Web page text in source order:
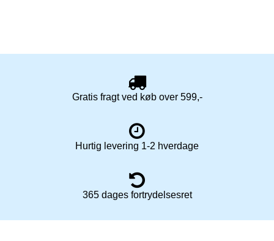
Gratis fragt ved køb over 599,-
Hurtig levering 1-2 hverdage
365 dages fortrydelsesret